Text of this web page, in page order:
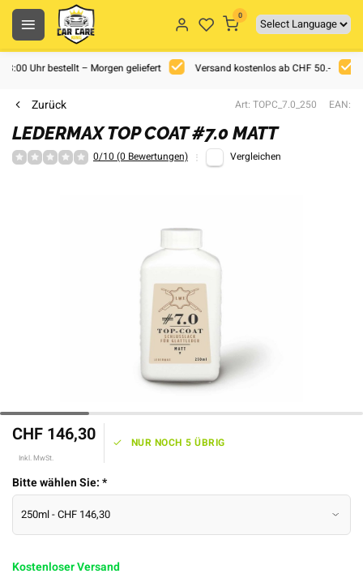
0
Uhr bestellt – Morgen geliefert Versand kostenlos ab CHF 50.-
Zurück Art: TOPC_7.0_250 EAN:
LEDERMAX TOP COAT #7.0 MATT
0/10 (0 Bewertungen) Vergleichen
CHF 146,30
Inkl. MwSt.
NUR NOCH 5 ÜBRIG
Bitte wählen Sie:*
Kostenloser Versand